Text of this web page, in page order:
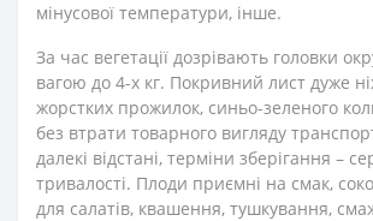
мінусової температури, інше.
За час вегетації дозрівають головки
вагою до 4-х кг. Покривний лист дуже
жорстких прожилок, синьо-зеленого
без втрати товарного вигляду
далекі відстані, терміни зберігання –
тривалості. Плоди приємні на смак,
для салатів, квашення, тушкування,